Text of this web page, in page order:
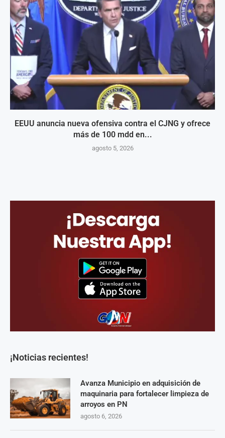
EEUU anuncia nueva ofensiva contra el CJNG y ofrece
más de 100 mdd en...
agosto 5, 2026
¡Noticias recientes!
Avanza Municipio en adquisición de
maquinaria para fortalecer limpieza de
arroyos en PN
agosto 6, 2026